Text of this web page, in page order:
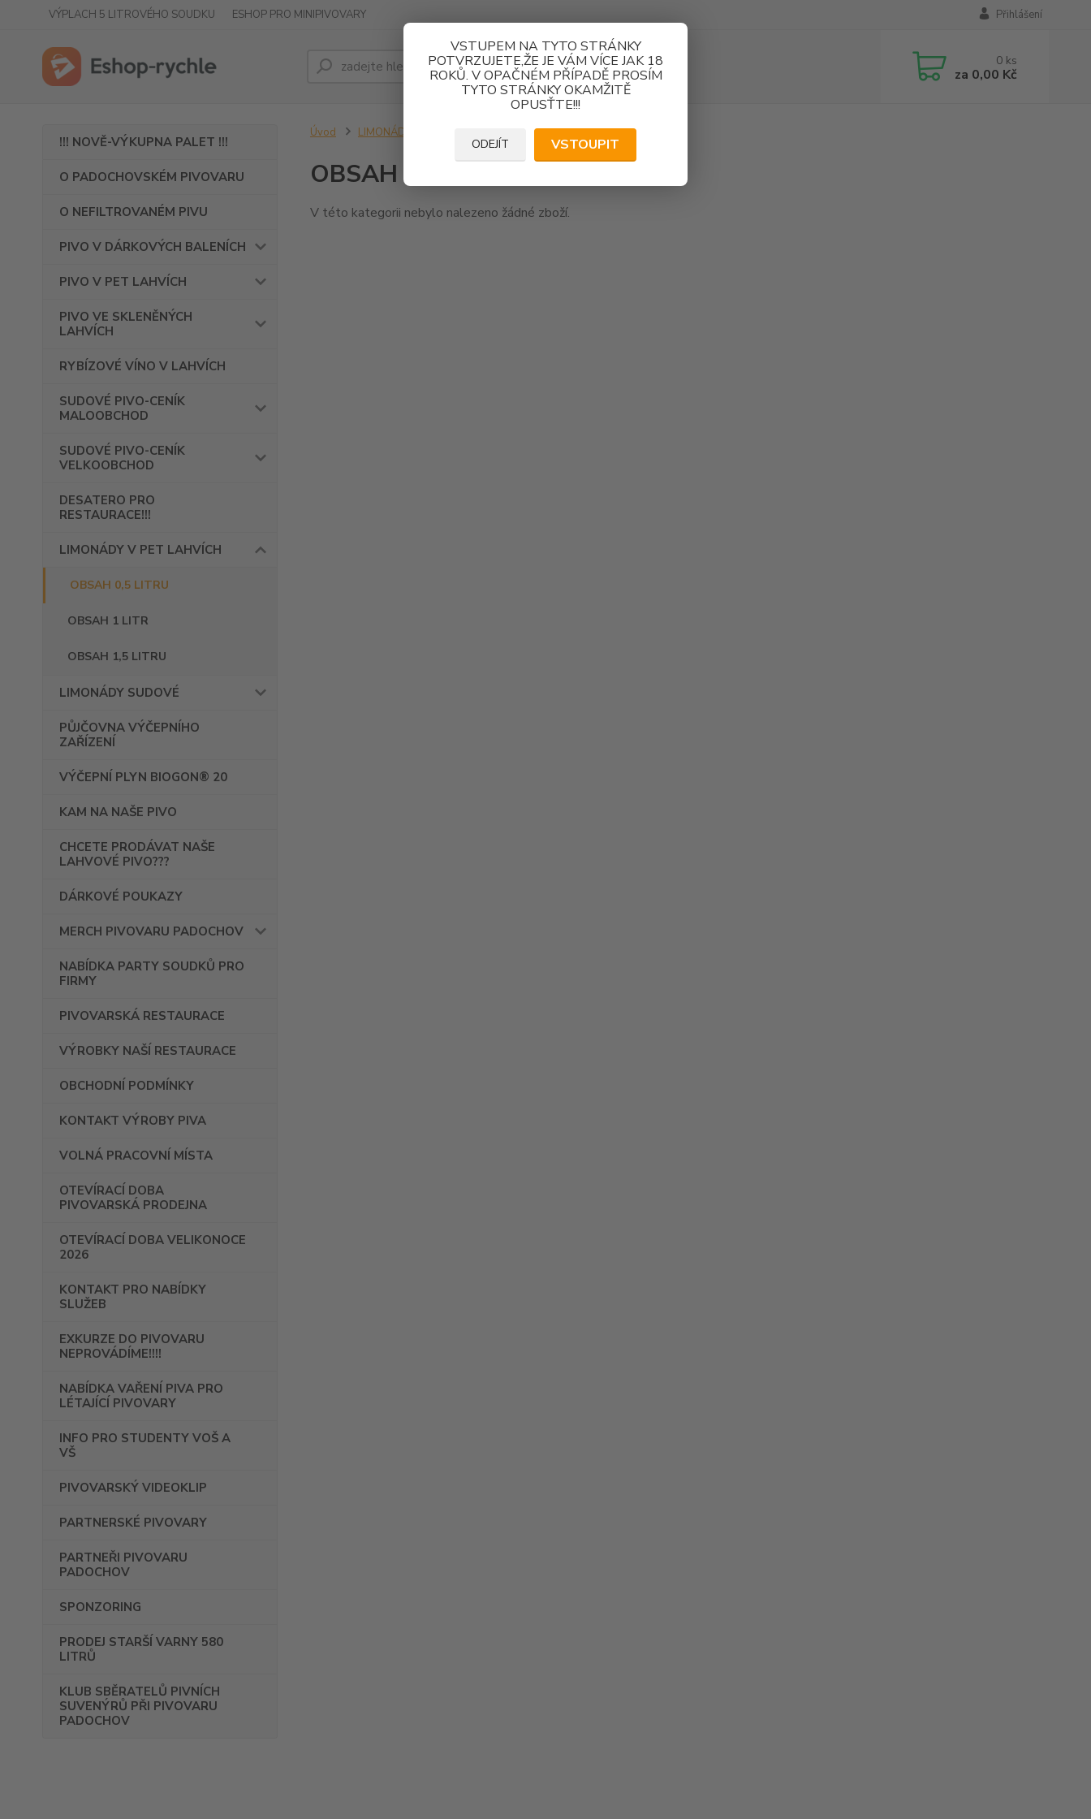
VSTUPEM NA TYTO STRÁNKY
POTVRZUJETE,ŽE JE VÁM VÍCE JAK 18
ROKŮ. V OPAČNÉM PŘÍPADĚ PROSÍM
TYTO STRÁNKY OKAMŽITĚ
OPUSŤTE!!!
ODEJÍT VSTOUPIT
VÝPLACH 5 LITROVÉHO SOUDKU ESHOP PRO MINIPIVOVARY Přihlášení
Hledat 0 ks
za 0,00 Kč
!!! NOVĚ-VÝKUPNA PALET !!!
O PADOCHOVSKÉM PIVOVARU
O NEFILTROVANÉM PIVU
PIVO V DÁRKOVÝCH BALENÍCH
PIVO V PET LAHVÍCH
PIVO VE SKLENĚNÝCH
LAHVÍCH
RYBÍZOVÉ VÍNO V LAHVÍCH
SUDOVÉ PIVO-CENÍK
MALOOBCHOD
SUDOVÉ PIVO-CENÍK
VELKOOBCHOD
DESATERO PRO
RESTAURACE!!!
LIMONÁDY V PET LAHVÍCH
OBSAH 0,5 LITRU
OBSAH 1 LITR
OBSAH 1,5 LITRU
LIMONÁDY SUDOVÉ
PŮJČOVNA VÝČEPNÍHO
ZAŘÍZENÍ
VÝČEPNÍ PLYN BIOGON® 20
KAM NA NAŠE PIVO
CHCETE PRODÁVAT NAŠE
LAHVOVÉ PIVO???
DÁRKOVÉ POUKAZY
MERCH PIVOVARU PADOCHOV
NABÍDKA PARTY SOUDKŮ PRO
FIRMY
PIVOVARSKÁ RESTAURACE
VÝROBKY NAŠÍ RESTAURACE
OBCHODNÍ PODMÍNKY
KONTAKT VÝROBY PIVA
VOLNÁ PRACOVNÍ MÍSTA
OTEVÍRACÍ DOBA
PIVOVARSKÁ PRODEJNA
OTEVÍRACÍ DOBA VELIKONOCE
2026
KONTAKT PRO NABÍDKY
SLUŽEB
EXKURZE DO PIVOVARU
NEPROVÁDÍME!!!!
NABÍDKA VAŘENÍ PIVA PRO
LÉTAJÍCÍ PIVOVARY
INFO PRO STUDENTY VOŠ A
VŠ
PIVOVARSKÝ VIDEOKLIP
PARTNERSKÉ PIVOVARY
PARTNEŘI PIVOVARU
PADOCHOV
SPONZORING
PRODEJ STARŠÍ VARNY 580
LITRŮ
KLUB SBĚRATELŮ PIVNÍCH
SUVENÝRŮ PŘI PIVOVARU
PADOCHOV
Úvod LIMONÁDY V PET LAHVÍCH OBSAH 0,5 LITRU
OBSAH 0,5 LITRU
V této kategorii nebylo nalezeno žádné zboží.